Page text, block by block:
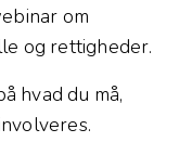
om
og rettigheder.
hvad du må,